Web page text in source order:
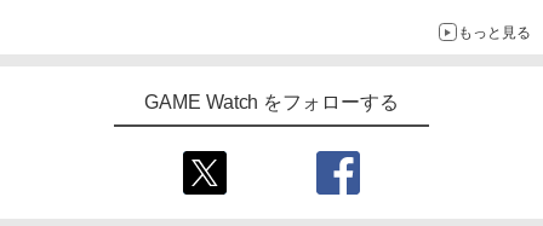
もっと見る
GAME Watch をフォローする